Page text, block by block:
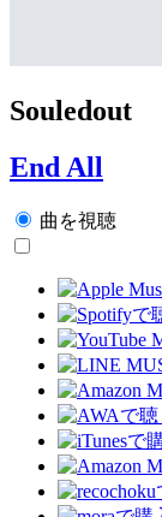
Souledout
End All
曲を視聴